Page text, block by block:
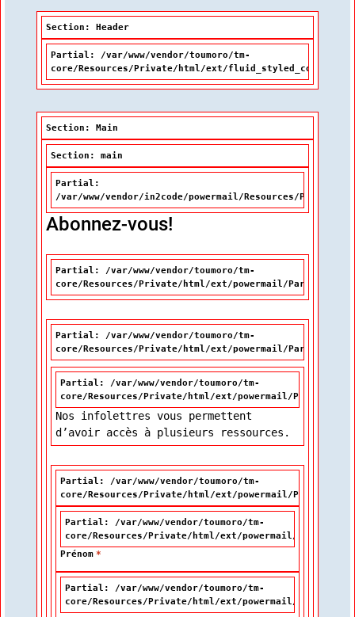
Section: Header
Partial: /var/www/vendor/toumoro/tm-
core/Resources/Private/html/ext/fluid_styled_content/
Section: Main
Section: main
Partial:
/var/www/vendor/in2code/powermail/Resources/Private/
Abonnez-vous!
Partial: /var/www/vendor/toumoro/tm-
core/Resources/Private/html/ext/powermail/Partials/
Partial: /var/www/vendor/toumoro/tm-
core/Resources/Private/html/ext/powermail/Partials/
Partial: /var/www/vendor/toumoro/tm-
core/Resources/Private/html/ext/powermail/Partials/
Nos infolettres vous permettent
d’avoir accès à plusieurs ressources.
Partial: /var/www/vendor/toumoro/tm-
core/Resources/Private/html/ext/powermail/Partials/
Partial: /var/www/vendor/toumoro/tm-
core/Resources/Private/html/ext/powermail/Partials/
Prénom*
Partial: /var/www/vendor/toumoro/tm-
core/Resources/Private/html/ext/powermail/Partials/